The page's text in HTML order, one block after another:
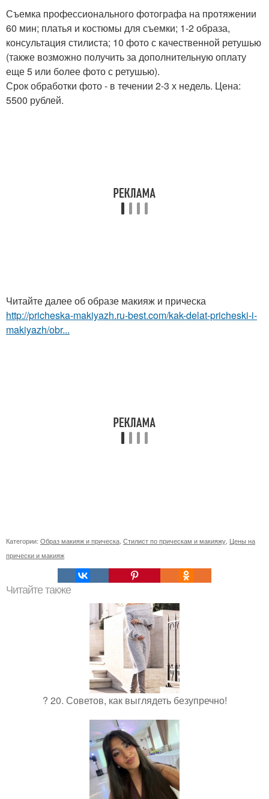
Съемка профессионального фотографа на протяжении
60 мин; платья и костюмы для съемки; 1-2 образа,
консультация стилиста; 10 фото с качественной ретушью
(также возможно получить за дополнительную оплату
еще 5 или более фото с ретушью).
Срок обработки фото - в течении 2-3 х недель. Цена:
5500 рублей.
Читайте далее об образе макияж и прическа
http://pricheska-makiyazh.ru-best.com/kak-delat-pricheski-i-
makiyazh/obr...
Категории: Образ макияж и прическа Стилист по прическам и макияжу Цены на
прически и макияж
Читайте также
? 20. Советов, как выглядеть безупречно!